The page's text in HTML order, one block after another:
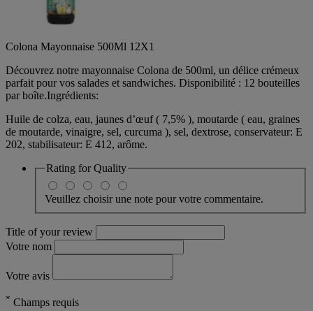
Colona Mayonnaise 500Ml 12X1
Découvrez notre mayonnaise Colona de 500ml, un délice crémeux
parfait pour vos salades et sandwiches. Disponibilité : 12 bouteilles
par boîte.Ingrédients:
Huile de colza, eau, jaunes d’œuf ( 7,5% ), moutarde ( eau, graines
de moutarde, vinaigre, sel, curcuma ), sel, dextrose, conservateur: E
202, stabilisateur: E 412, arôme.
Rating forQuality
Veuillez choisir une note pour votre commentaire.
Title of your review
Votre nom
Votre avis
* Champs requis